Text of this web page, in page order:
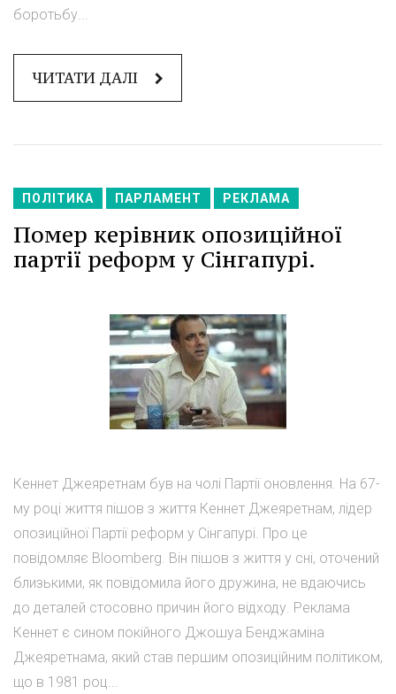
боротьбу...
ЧИТАТИ ДАЛІ
ПОЛІТИКА ПАРЛАМЕНТ РЕКЛАМА
Помер керівник опозиційної
партії реформ у Сінгапурі.
Кеннет Джеяретнам був на чолі Партії оновлення. На 67-
му році життя пішов з життя Кеннет Джеяретнам, лідер
опозиційної Партії реформ у Сінгапурі. Про це
повідомляє Bloomberg. Він пішов з життя у сні, оточений
близькими, як повідомила його дружина, не вдаючись
до деталей стосовно причин його відходу. Реклама
Кеннет є сином покійного Джошуа Бенджаміна
Джеяретнама, який став першим опозиційним політиком,
що в 1981 роц...